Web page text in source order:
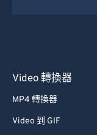
Video 轉換器
MP4 轉換器
Video 到 GIF